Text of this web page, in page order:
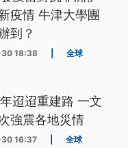
疫情 牛津大學團
到？
18:38 全球
迢迢重建路 一文
強震各地災情
16:37 全球